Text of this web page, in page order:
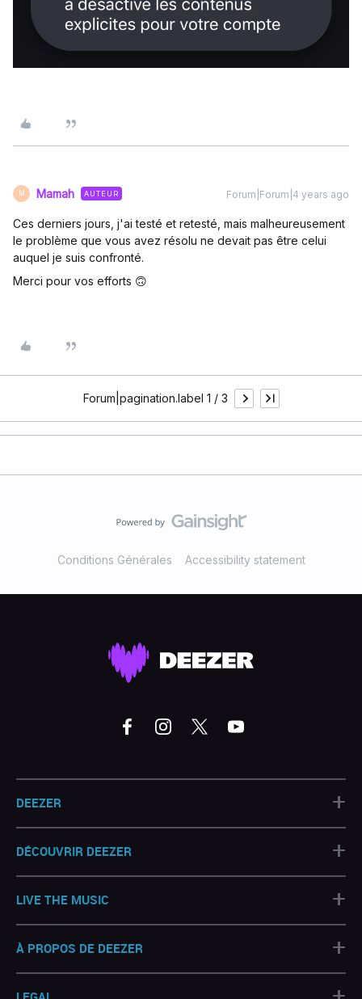
M Mamah AUTEUR Forum|Forum|4 years ago
Ces derniers jours, j'ai testé et retesté, mais malheureusement
le problème que vous avez résolu ne devait pas être celui
auquel je suis confronté.
Merci pour vos efforts 🙃
Forum|pagination.label 1 / 3
Conditions Générales Accessibility statement
DEEZER +
DÉCOUVRIR DEEZER +
LIVE THE MUSIC +
À PROPOS DE DEEZER +